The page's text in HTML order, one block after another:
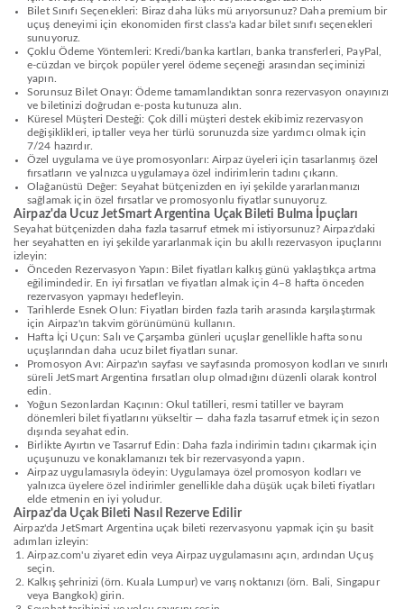
Bilet Sınıfı Seçenekleri: Biraz daha lüks mü arıyorsunuz? Daha premium bir
uçuş deneyimi için ekonomiden first class'a kadar bilet sınıfı seçenekleri
sunuyoruz.
Çoklu Ödeme Yöntemleri: Kredi/banka kartları, banka transferleri, PayPal,
e-cüzdan ve birçok popüler yerel ödeme seçeneği arasından seçiminizi
yapın.
Sorunsuz Bilet Onayı: Ödeme tamamlandıktan sonra rezervasyon onayınızı
ve biletinizi doğrudan e-posta kutunuza alın.
Küresel Müşteri Desteği: Çok dilli müşteri destek ekibimiz rezervasyon
değişiklikleri, iptaller veya her türlü sorunuzda size yardımcı olmak için
7/24 hazırdır.
Özel uygulama ve üye promosyonları: Airpaz üyeleri için tasarlanmış özel
fırsatların ve yalnızca uygulamaya özel indirimlerin tadını çıkarın.
Olağanüstü Değer: Seyahat bütçenizden en iyi şekilde yararlanmanızı
sağlamak için özel fırsatlar ve promosyonlu fiyatlar sunuyoruz.
Airpaz'da Ucuz JetSmart Argentina Uçak Bileti Bulma İpuçları
Seyahat bütçenizden daha fazla tasarruf etmek mi istiyorsunuz? Airpaz'daki
her seyahatten en iyi şekilde yararlanmak için bu akıllı rezervasyon ipuçlarını
izleyin:
Önceden Rezervasyon Yapın: Bilet fiyatları kalkış günü yaklaştıkça artma
eğilimindedir. En iyi fırsatları ve fiyatları almak için 4–8 hafta önceden
rezervasyon yapmayı hedefleyin.
Tarihlerde Esnek Olun: Fiyatları birden fazla tarih arasında karşılaştırmak
için Airpaz'ın takvim görünümünü kullanın.
Hafta İçi Uçun: Salı ve Çarşamba günleri uçuşlar genellikle hafta sonu
uçuşlarından daha ucuz bilet fiyatları sunar.
Promosyon Avı: Airpaz'ın sayfası ve sayfasında promosyon kodları ve sınırlı
süreli JetSmart Argentina fırsatları olup olmadığını düzenli olarak kontrol
edin.
Yoğun Sezonlardan Kaçının: Okul tatilleri, resmi tatiller ve bayram
dönemleri bilet fiyatlarını yükseltir — daha fazla tasarruf etmek için sezon
dışında seyahat edin.
Birlikte Ayırtın ve Tasarruf Edin: Daha fazla indirimin tadını çıkarmak için
uçuşunuzu ve konaklamanızı tek bir rezervasyonda yapın.
Airpaz uygulamasıyla ödeyin: Uygulamaya özel promosyon kodları ve
yalnızca üyelere özel indirimler genellikle daha düşük uçak bileti fiyatları
elde etmenin en iyi yoludur.
Airpaz'da Uçak Bileti Nasıl Rezerve Edilir
Airpaz'da JetSmart Argentina uçak bileti rezervasyonu yapmak için şu basit
adımları izleyin:
Airpaz.com'u ziyaret edin veya Airpaz uygulamasını açın, ardından Uçuş
seçin.
Kalkış şehrinizi (örn. Kuala Lumpur) ve varış noktanızı (örn. Bali, Singapur
veya Bangkok) girin.